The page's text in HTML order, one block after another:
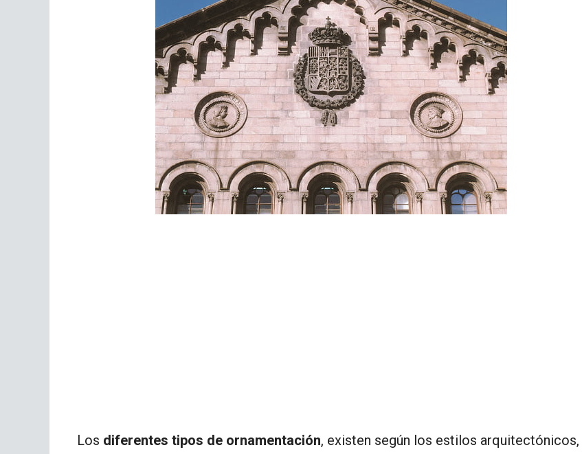
Los diferentes tipos de ornamentación, existen según los estilos arquitectónicos,